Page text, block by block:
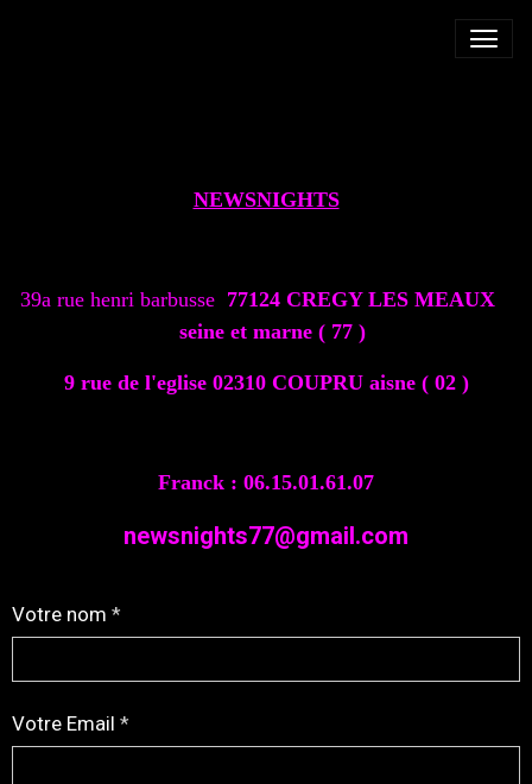
NEWSNIGHTS
39a rue henri barbusse 77124 CREGY LES MEAUX
seine et marne ( 77 )
9 rue de l'eglise 02310 COUPRU aisne ( 02 )
Franck : 06.15.01.61.07
newsnights77@gmail.com
Votre nom
Votre Email